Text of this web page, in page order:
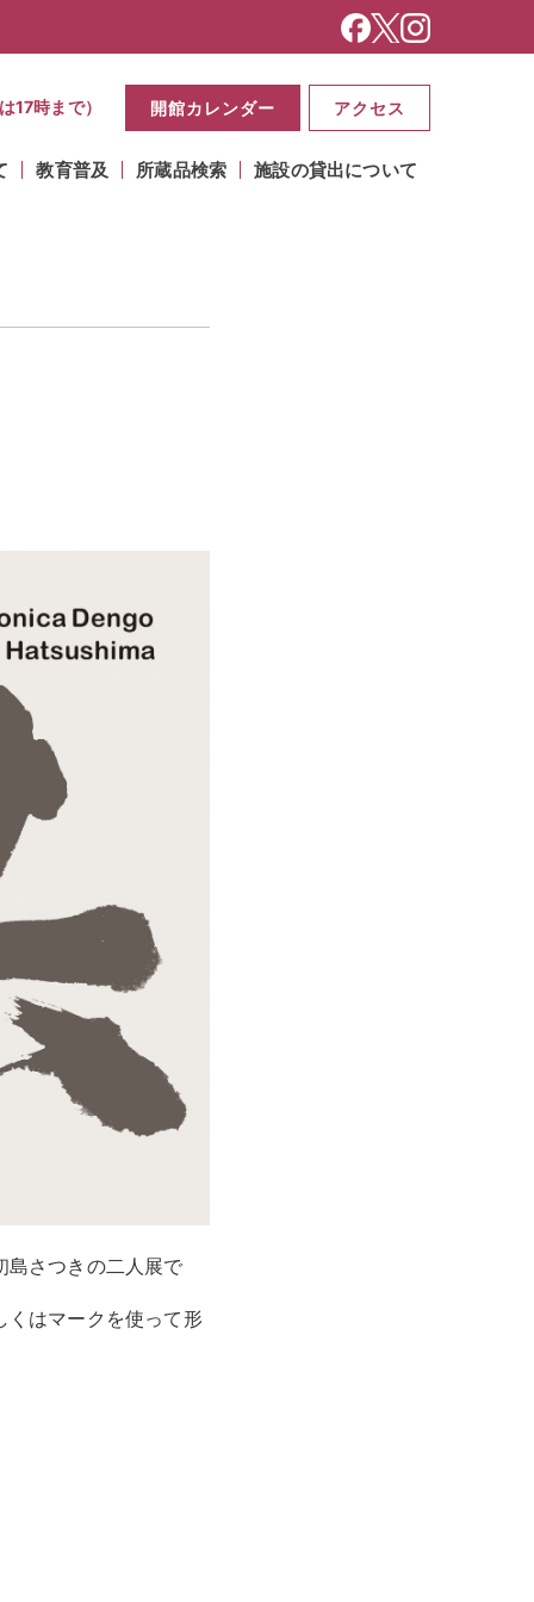
17時まで） 開館カレンダー アクセス
教育普及 所蔵品検索 施設の貸出について
島さつきの二人展で
くはマークを使って形